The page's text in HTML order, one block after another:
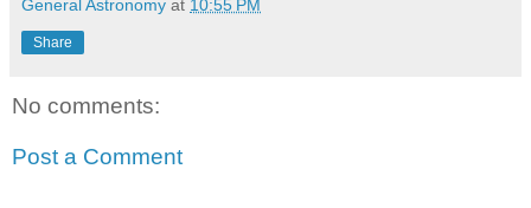
General Astronomy at 10:55 PM
Share
No comments:
Post a Comment